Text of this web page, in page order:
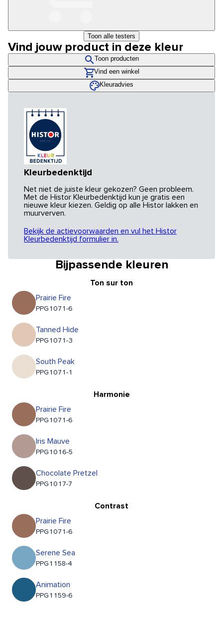
Toon alle testers
Vind jouw product in deze kleur
Toon producten
Vind een winkel
Kleuradvies
Kleurbedenktijd
Net niet de juiste kleur gekozen? Geen probleem.
Met de Histor Kleurbedenktijd kun je gratis een
nieuwe kleur kiezen. Geldig op alle Histor lakken en
muurverven.
Bekijk de actievoorwaarden en vul het Histor
Kleurbedenktijd formulier in.
Bijpassende kleuren
Ton sur ton
Prairie Fire
PPG1071-6
Tanned Hide
PPG1071-3
South Peak
PPG1071-1
Harmonie
Prairie Fire
PPG1071-6
Iris Mauve
PPG1016-5
Chocolate Pretzel
PPG1017-7
Contrast
Prairie Fire
PPG1071-6
Serene Sea
PPG1158-4
Animation
PPG1159-6